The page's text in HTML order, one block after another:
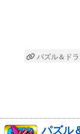
パズル＆ド
パズル